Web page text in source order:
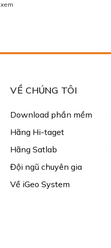
VỀ CHÚNG TÔI
Download phần mềm
Hãng Hi-taget
Hãng Satlab
Đội ngũ chuyên gia
Về iGeo System